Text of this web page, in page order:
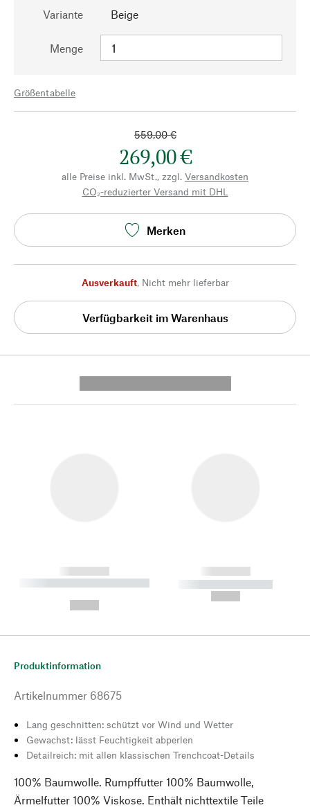
Variante Beige
Menge
Größentabelle
559,00 €
269,00 €
alle Preise inkl. MwSt., zzgl. Versandkosten
CO₂-reduzierter Versand mit DHL
Merken
Ausverkauft, Nicht mehr lieferbar
Verfügbarkeit im Warenhaus
------------
----------- ----------- --------
------------
----------- -----------
Produktinformation
Artikelnummer 68675
Lang geschnitten: schützt vor Wind und Wetter
Gewachst: lässt Feuchtigkeit abperlen
Detailreich: mit allen klassischen Trenchcoat-Details
100% Baumwolle. Rumpffutter 100% Baumwolle,
Ärmelfutter 100% Viskose. Enthält nichttextile Teile